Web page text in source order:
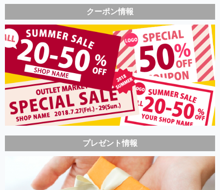
クーポン情報
プレゼント情報